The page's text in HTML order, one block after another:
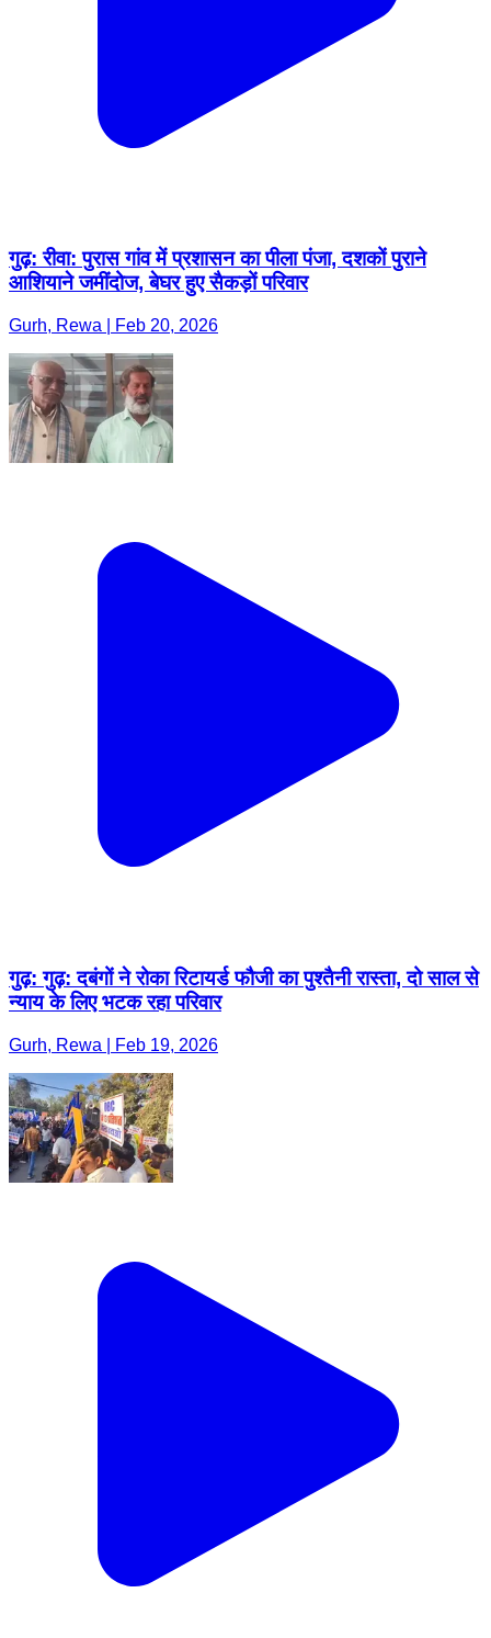
गुढ़: रीवा: पुरास गांव में प्रशासन का पीला पंजा, दशकों पुराने
आशियाने जमींदोज, बेघर हुए सैकड़ों परिवार
Gurh, Rewa | Feb 20, 2026
गुढ़: गुढ़: दबंगों ने रोका रिटायर्ड फौजी का पुश्तैनी रास्ता, दो साल से
न्याय के लिए भटक रहा परिवार
Gurh, Rewa | Feb 19, 2026